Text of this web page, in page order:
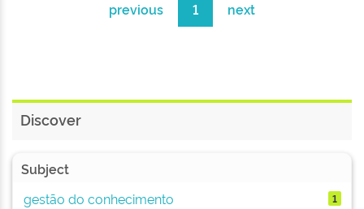
previous 1 next
Discover
Subject
gestão do conhecimento
1